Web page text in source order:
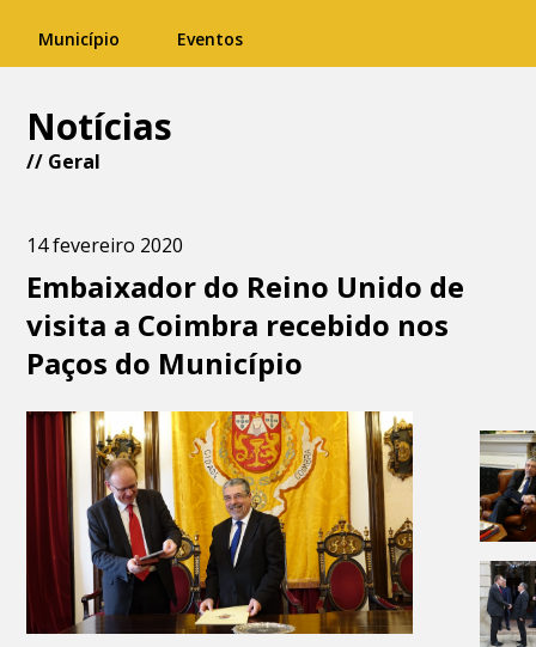
Município Eventos
Notícias
// Geral
14 fevereiro 2020
Embaixador do Reino Unido de
visita a Coimbra recebido nos
Paços do Município